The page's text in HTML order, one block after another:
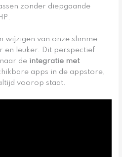
zonder diepgaande
wijzigen van onze slimme
en leuker. Dit perspectief
de integratie met
apps in de appstore,
voorop staat.